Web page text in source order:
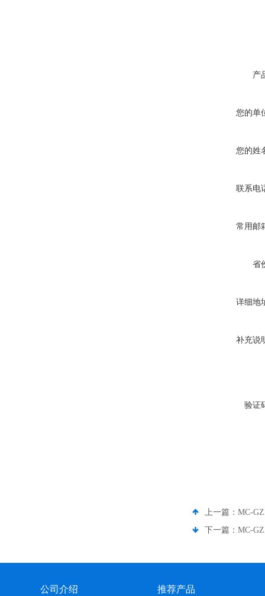
产
您的单
您的姓
联系电
常用邮
省
详细地
补充说
验证
上一篇： MC-
下一篇： MC-
公司介绍 推荐产品